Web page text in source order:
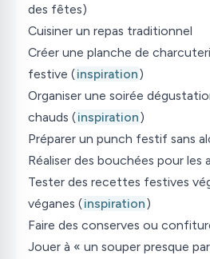
des fêtes)
Cuisiner un repas traditionnel
Créer une planche de
festive (inspiration)
Organiser une soirée
chauds (inspiration)
Préparer un punch festif sans
Réaliser des bouchées pour les
Tester des recettes festives
véganes (inspiration)
Faire des conserves ou
Jouer à « un souper presque